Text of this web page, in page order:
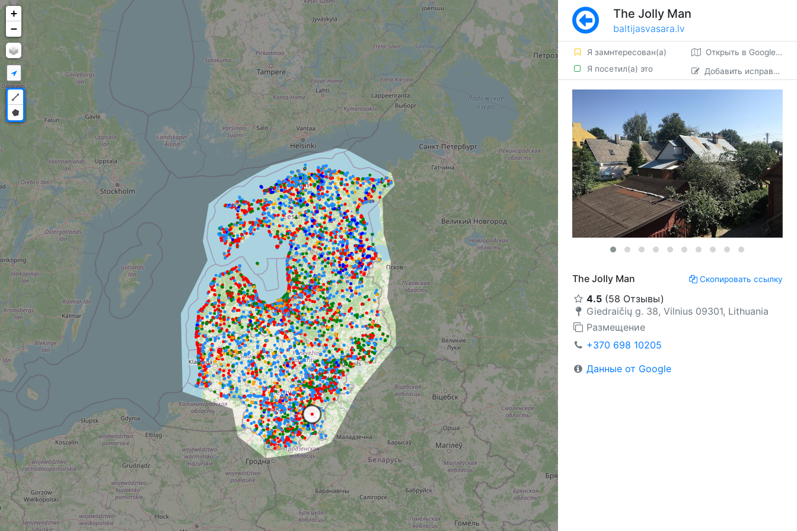
+
−
Draw a polyline
Draw a polygon
The Jolly Man
baltijasvasara.lv
Я замнтересован(а)
Я посетил(а) это
Открыть в Google картах
Добавить исправление
The Jolly Man Скопировать ссылку
4.5 (58 Отзывы)
Giedraičių g. 38, Vilnius 09301, Lithuania
Размещение
+370 698 10205
Данные от Google